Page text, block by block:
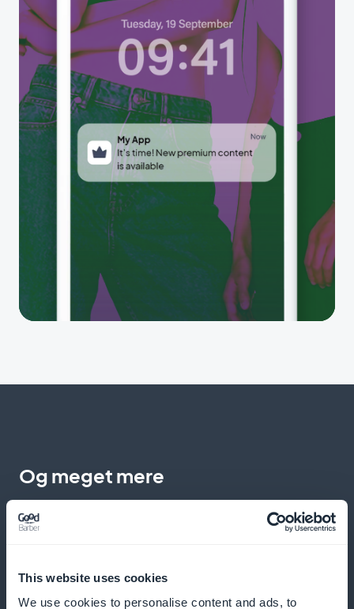
This website uses cookies
We use cookies to personalise content and ads, to
Og meget mere